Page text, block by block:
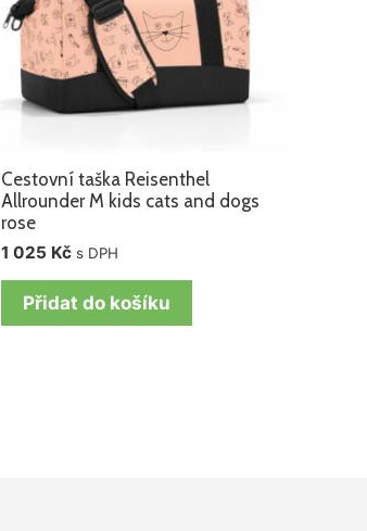
Cestovní taška Reisenthel
Allrounder M kids cats and dogs
rose
1 025 Kč s DPH
Přidat do košíku